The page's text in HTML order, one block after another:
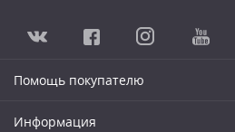
Помощь покупателю
Информация